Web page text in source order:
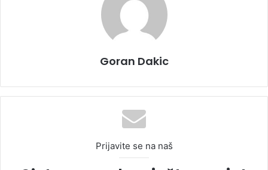
Goran Dakic
Prijavite se na naš